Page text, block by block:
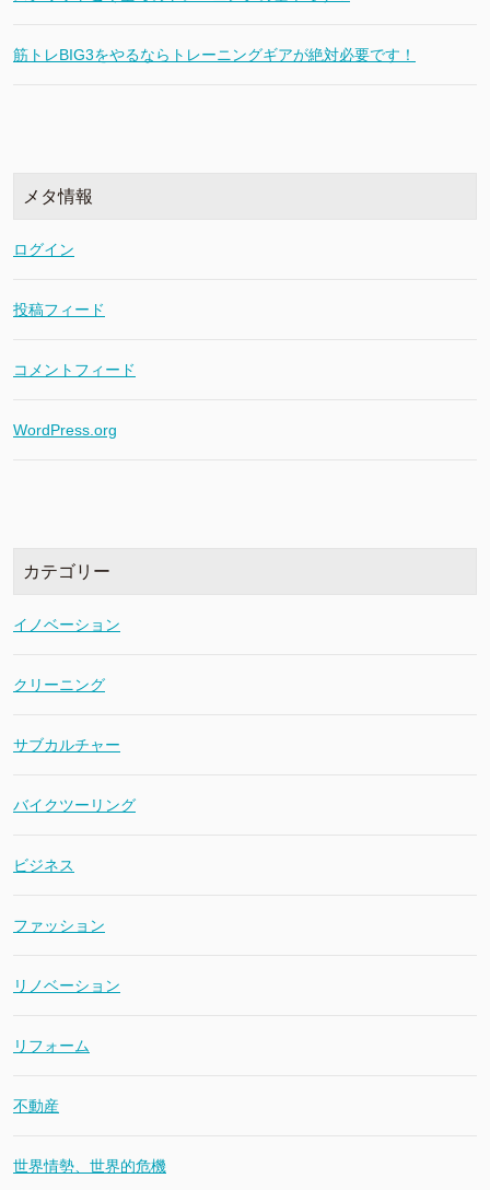
筋トレBIG3をやるならトレーニングギアが絶対必要です！
メタ情報
ログイン
投稿フィード
コメントフィード
WordPress.org
カテゴリー
イノベーション
クリーニング
サブカルチャー
バイクツーリング
ビジネス
ファッション
リノベーション
リフォーム
不動産
世界情勢、世界的危機